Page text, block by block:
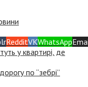
RedditVKWhatsApp
у квартирі, де
по “зебрі”